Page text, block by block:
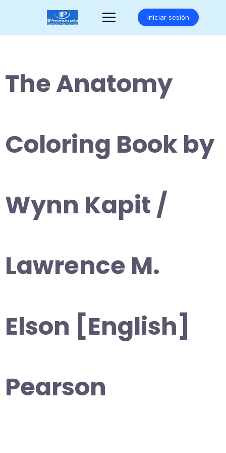
Iniciar sesión
The Anatomy
Coloring Book by
Wynn Kapit /
Lawrence M.
Elson [English]
Pearson